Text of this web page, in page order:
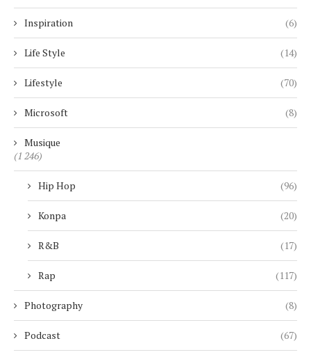
Inspiration (6)
Life Style (14)
Lifestyle (70)
Microsoft (8)
Musique
(1 246)
Hip Hop (96)
Konpa (20)
R&B (17)
Rap (117)
Photography (8)
Podcast (67)